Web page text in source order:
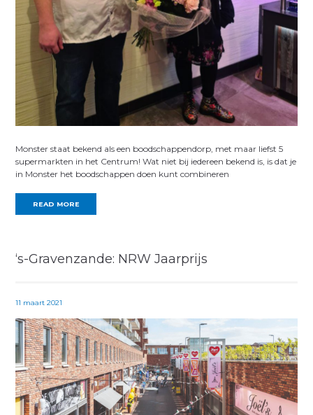
Monster staat bekend als een boodschappendorp, met maar liefst 5
supermarkten in het Centrum! Wat niet bij iedereen bekend is, is dat je
in Monster het boodschappen doen kunt combineren
READ MORE
‘s-Gravenzande: NRW Jaarprijs
11 maart 2021